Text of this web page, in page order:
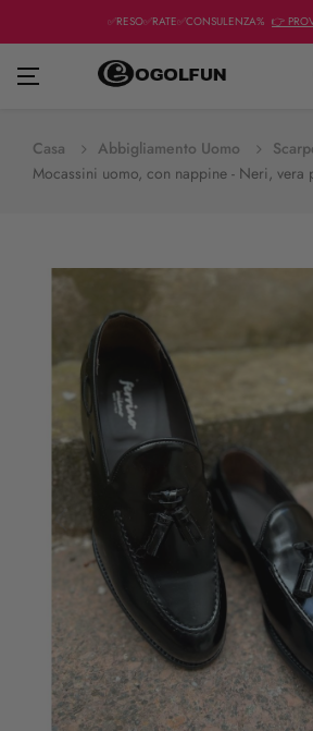
✅RESO✅RATE✅CONSULENZA% 👉
navigazione
☰
Casa Abbigliamento Uomo
Mocassini uomo, con nappine - Neri, vera